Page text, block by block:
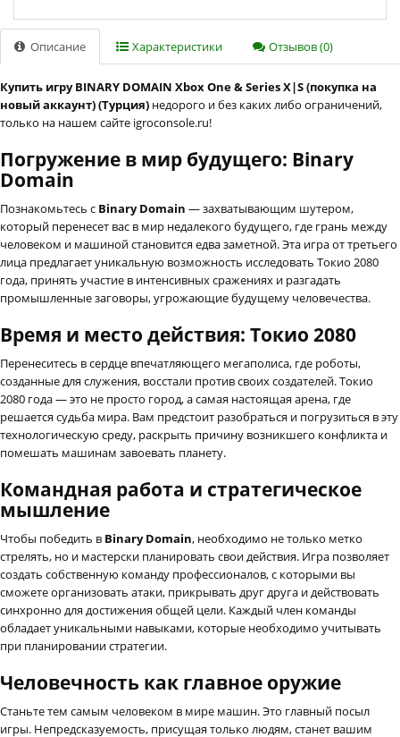
Описание Характеристики Отзывов (0)
Купить игру BINARY DOMAIN Xbox One & Series X|S (покупка на
новый аккаунт) (Турция) недорого и без каких либо ограничений,
только на нашем сайте igroconsole.ru!
Погружение в мир будущего: Binary
Domain
Познакомьтесь с Binary Domain — захватывающим шутером,
который перенесет вас в мир недалекого будущего, где грань между
человеком и машиной становится едва заметной. Эта игра от третьего
лица предлагает уникальную возможность исследовать Токио 2080
года, принять участие в интенсивных сражениях и разгадать
промышленные заговоры, угрожающие будущему человечества.
Время и место действия: Токио 2080
Перенеситесь в сердце впечатляющего мегаполиса, где роботы,
созданные для служения, восстали против своих создателей. Токио
2080 года — это не просто город, а самая настоящая арена, где
решается судьба мира. Вам предстоит разобраться и погрузиться в эту
технологическую среду, раскрыть причину возникшего конфликта и
помешать машинам завоевать планету.
Командная работа и стратегическое
мышление
Чтобы победить в Binary Domain, необходимо не только метко
стрелять, но и мастерски планировать свои действия. Игра позволяет
создать собственную команду профессионалов, с которыми вы
сможете организовать атаки, прикрывать друг друга и действовать
синхронно для достижения общей цели. Каждый член команды
обладает уникальными навыками, которые необходимо учитывать
при планировании стратегии.
Человечность как главное оружие
Станьте тем самым человеком в мире машин. Это главный посыл
игры. Непредсказуемость, присущая только людям, станет вашим